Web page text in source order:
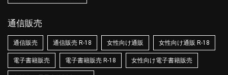
通信販売
通信販売 通信販売 R-18 女性向け通販 女性向け通販 R-18
電子書籍販売 電子書籍販売 R-18 女性向け電子書籍販売